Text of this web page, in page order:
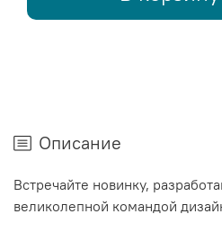
Описание
Встречайте новинку,
великолепной командой